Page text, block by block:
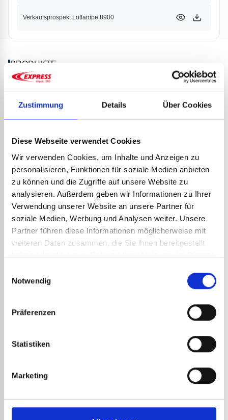
Zustimmung Details Über Cookies
Diese Webseite verwendet Cookies
Wir verwenden Cookies, um Inhalte und Anzeigen zu
personalisieren, Funktionen für soziale Medien anbieten
zu können und die Zugriffe auf unsere Website zu
analysieren. Außerdem geben wir Informationen zu Ihrer
Verwendung unserer Website an unsere Partner für
soziale Medien, Werbung und Analysen weiter. Unsere
Partner führen diese Informationen möglicherweise mit
weiteren Daten zusammen, die Sie ihnen bereitgestellt
haben oder die sie im Rahmen Ihrer Nutzung der Dienste
Notwendig
Präferenzen
Statistiken
Marketing
Verkaufsprospekt Lötlampe 8900
PRODUKTE
PARTNER
BUTANGASPATRONE ART.-NR.
3,24
mit „Stop Gas System“! Die Gaspatrone
REFERENZEN